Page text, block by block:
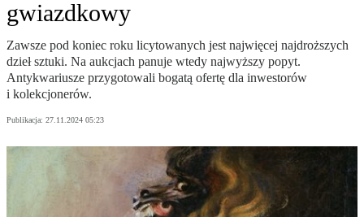
gwiazdkowy
Zawsze pod koniec roku licytowanych jest najwięcej najdroższych
dzieł sztuki. Na aukcjach panuje wtedy najwyższy popyt.
Antykwariusze przygotowali bogatą ofertę dla inwestorów
i kolekcjonerów.
Publikacja: 27.11.2024 05:23